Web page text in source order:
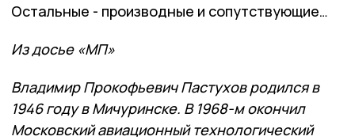
Остальные - производные и сопутствующие…
Из досье «МП»
Владимир Прокофьевич Пастухов родился в
1946 году в Мичуринске. В 1968­-м окончил
Московский авиационный технологический